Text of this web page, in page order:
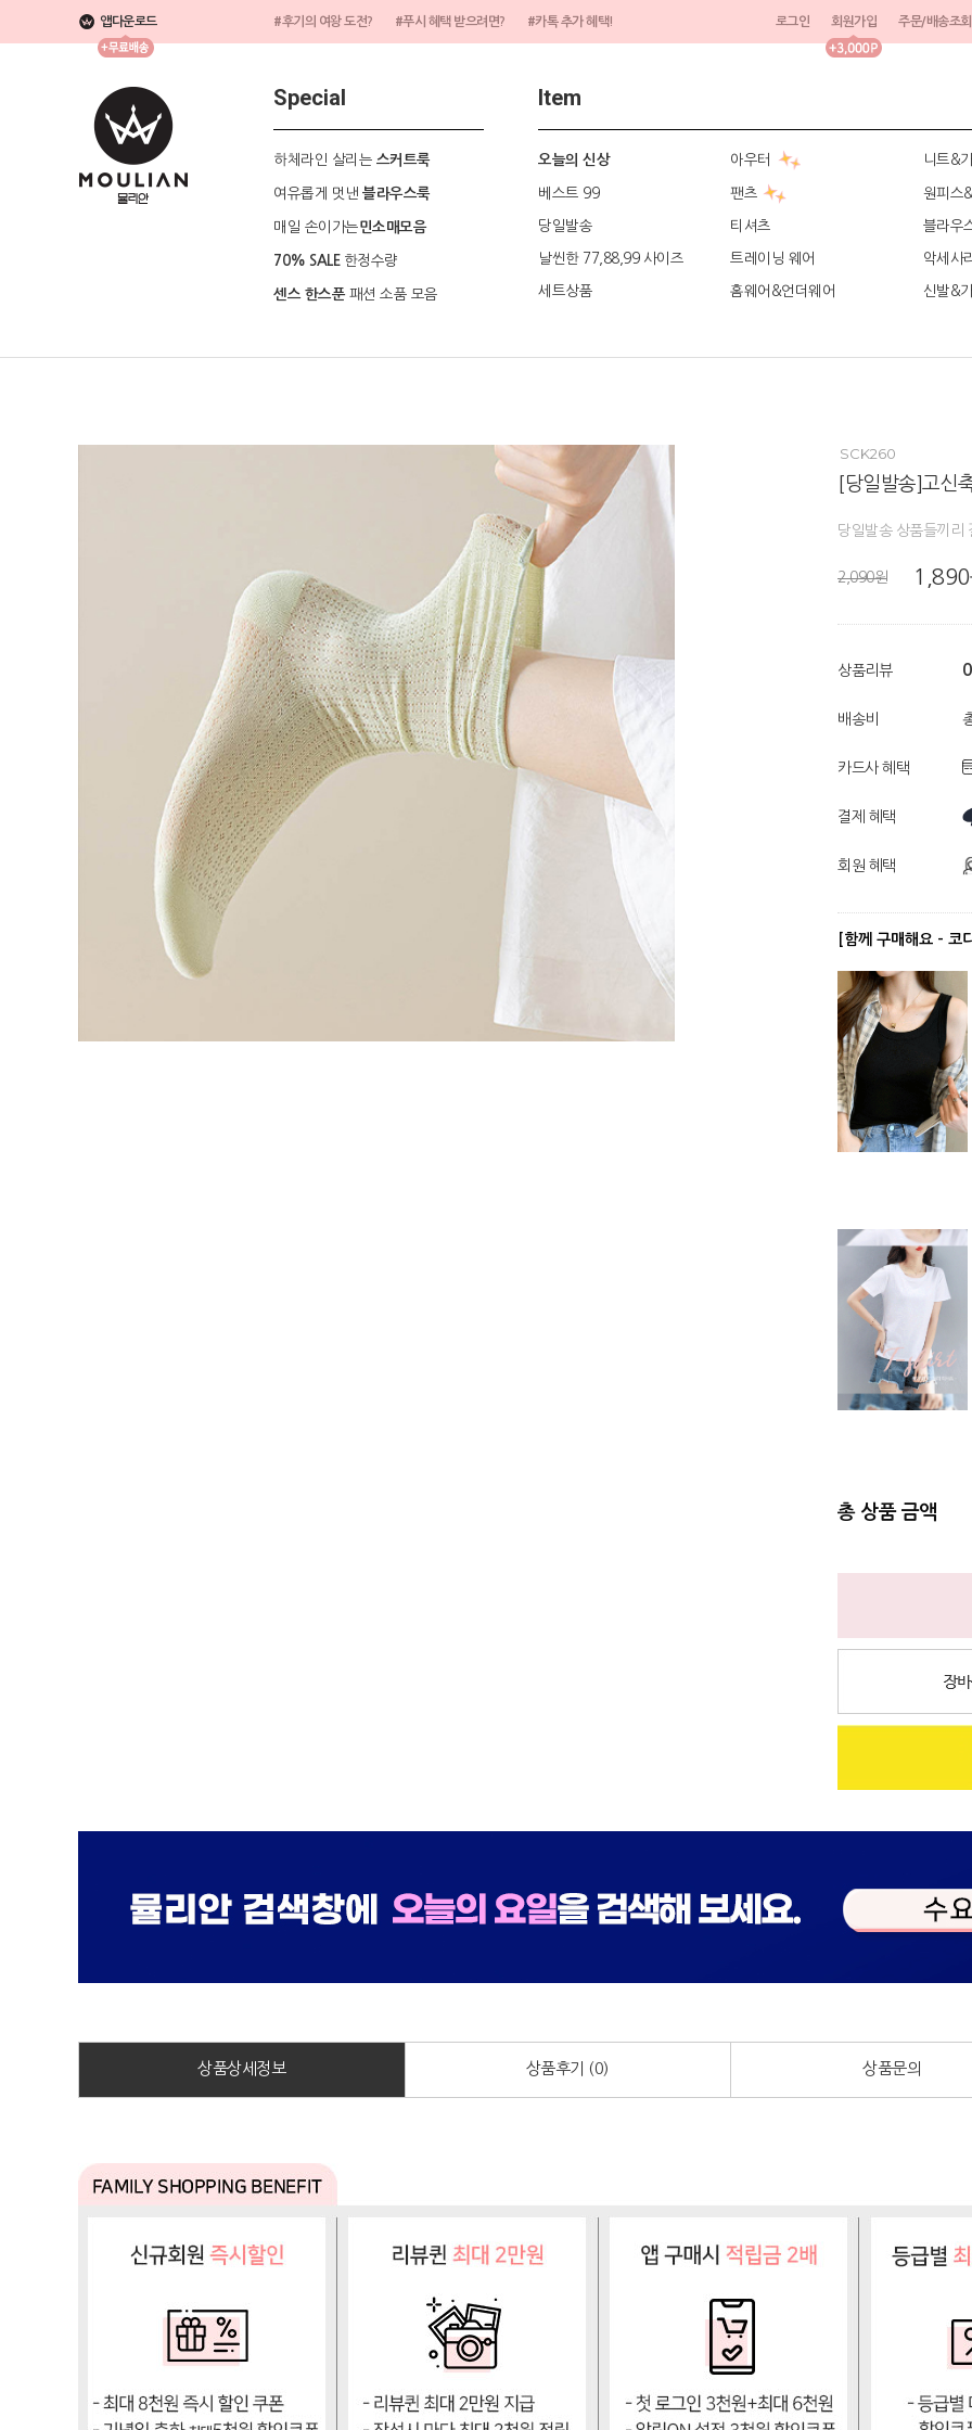
앱다운로드 #후기의 여왕 도전? #푸시 혜택 받으려면? #카톡 추가 혜택! 로그인 회원가입 주문/배송조회
Special
하체라인 살리는 스커트룩
여유롭게 멋낸 블라우스룩
매일 손이가는민소매모음
70% SALE 한정수량
센스 한스푼패션 소품 모음
Item
오늘의 신상 아우터 니트&
베스트 99 팬츠 원피스
당일발송 티셔츠 블라우
날씬한 77,88,99 사이즈 트레이닝 웨어 악세사
세트상품 홈웨어&언더웨어 신발&
SCK260
[당일발송]고신
당일발송 상품들끼리
2,090원
상품리뷰 0
배송비
카드사 혜택
결제 혜택
회원 혜택
[함께 구매해요 - 코
총 상품 금액
상품상세정보 상품후기 (0) 상품문의